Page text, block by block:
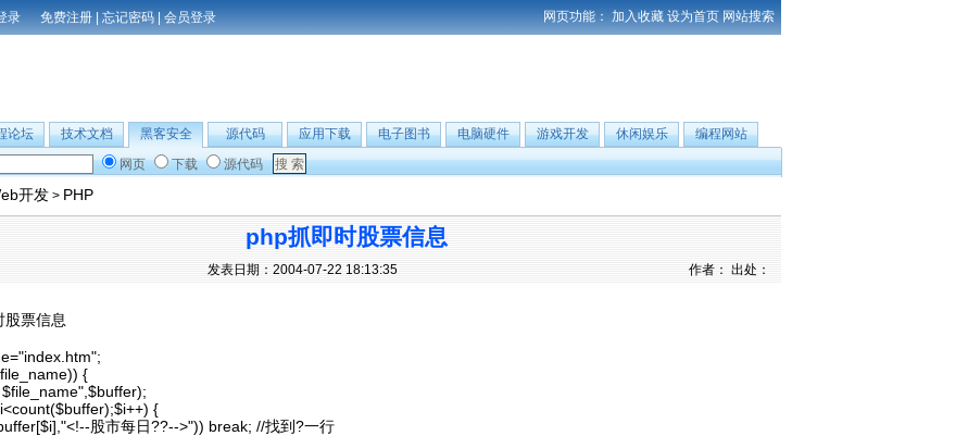
免费注册 | 忘记密码 | 会员登录 网页功能： 加入收藏 设为首页 网站搜索
论坛 技术文档 黑客安全 源代码 应用下载 电子图书 电脑硬件 游戏开发 休闲娱乐
编程网站
网页 下载 源代码
开发 > PHP
php抓即时股票信息
发表日期：2004-07-22 18:13:35 作者： 出处：
股票信息
{
{
股市每日??-->")) break; //找到?一行